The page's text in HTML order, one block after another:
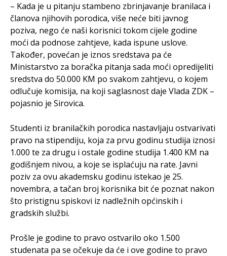
– Kada je u pitanju stambeno zbrinjavanje branilaca i
članova njihovih porodica, više neće biti javnog
poziva, nego će naši korisnici tokom cijele godine
moći da podnose zahtjeve, kada ispune uslove.
Također, povećan je iznos sredstava pa će
Ministarstvo za boračka pitanja sada moći opredijeliti
sredstva do 50.000 KM po svakom zahtjevu, o kojem
odlučuje komisija, na koji saglasnost daje Vlada ZDK –
pojasnio je Sirovica.
Studenti iz branilačkih porodica nastavljaju ostvarivati
pravo na stipendiju, koja za prvu godinu studija iznosi
1.000 te za drugu i ostale godine studija 1.400 KM na
godišnjem nivou, a koje se isplaćuju na rate. Javni
poziv za ovu akademsku godinu istekao je 25.
novembra, a tačan broj korisnika bit će poznat nakon
što pristignu spiskovi iz nadležnih općinskih i
gradskih službi.
Prošle je godine to pravo ostvarilo oko 1.500
studenata pa se očekuje da će i ove godine to pravo